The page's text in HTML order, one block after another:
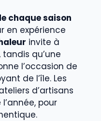
chaque saison
en expérience
invite à
qu’une
l’occasion de
de l’île. Les
d’artisans
pour